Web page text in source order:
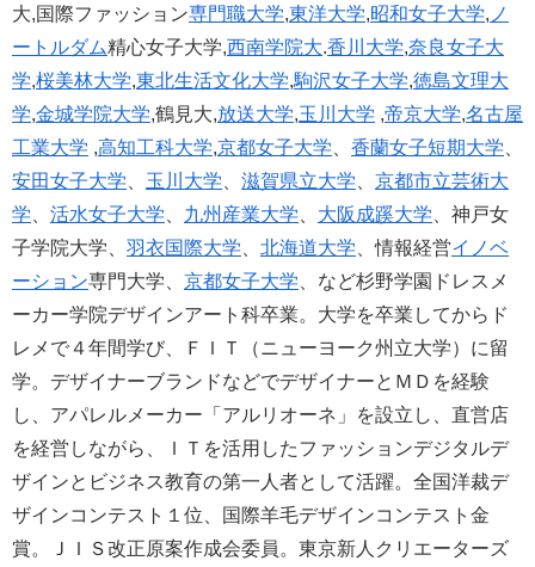
大,国際ファッション専門職大学,東洋大学,昭和女子大学, ノ
ートルダム精心女子大学,西南学院大.香川大学,奈良女子大
学,桜美林大学,東北生活文化大学,駒沢女子大学,徳島文理大
学,金城学院大学,鶴見大,放送大学,玉川大学 ,帝京大学,名古屋
工業大学 ,高知工科大学,京都女子大学 香蘭女子短期大学
安田女子大学
玉川大学 滋賀県立大学
京都市立芸術大
学
活水女子大学 九州産業大学 大阪成蹊大学 、神戸女
子学院大学、 羽衣国際大学 北海道大学 、情報経営イノベ
ーション専門大学、 京都女子大学 、など杉野学園ドレスメ
ーカー学院デザインアート科卒業。大学を卒業してからド
レメで４年間学び、ＦＩＴ（ニューヨーク州立大学）に留
学。デザイナーブランドなどでデザイナーとＭＤを経験
し、アパレルメーカー「アルリオーネ」を設立し、直営店
を経営しながら、ＩＴを活用したファッションデジタルデ
ザインとビジネス教育の第一人者として活躍。全国洋裁デ
ザインコンテスト１位、国際羊毛デザインコンテスト金
賞。ＪＩＳ改正原案作成会委員。東京新人クリエーターズ